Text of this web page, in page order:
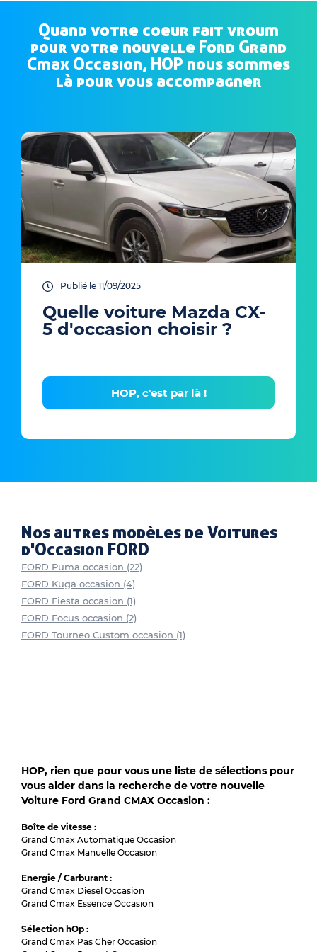
Quand votre coeur fait vroum
pour votre nouvelle Ford Grand
Cmax Occasion, HOP nous sommes
là pour vous accompagner
Publié le 11/09/2025
Quelle voiture Mazda CX-
5 d'occasion choisir ?
HOP, c'est par là !
Nos autres modèles de Voitures
d'Occasion FORD
FORD Puma occasion (22)
FORD Kuga occasion (4)
FORD Fiesta occasion (1)
FORD Focus occasion (2)
FORD Tourneo Custom occasion (1)
HOP, rien que pour vous une liste de sélections pour
vous aider dans la recherche de votre nouvelle
Voiture Ford Grand CMAX Occasion :
Boîte de vitesse :
Grand Cmax Automatique Occasion
Grand Cmax Manuelle Occasion
Energie / Carburant :
Grand Cmax Diesel Occasion
Grand Cmax Essence Occasion
Sélection hOp :
Grand Cmax Pas Cher Occasion